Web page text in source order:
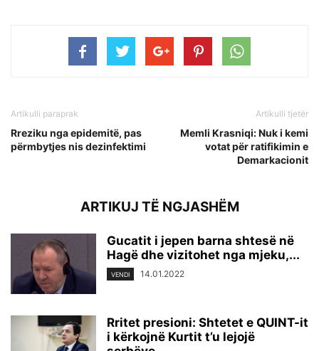
Artikulli paraprak
Rreziku nga epidemitë, pas
përmbytjes nis dezinfektimi
Artikulli tjetër
Memli Krasniqi: Nuk i kemi
votat për ratifikimin e
Demarkacionit
ARTIKUJ TË NGJASHËM
Gucatit i jepen barna shtesë në
Hagë dhe vizitohet nga mjeku,...
VENDI 14.01.2022
Rritet presioni: Shtetet e QUINT-it
i kërkojnë Kurtit t’u lejojë